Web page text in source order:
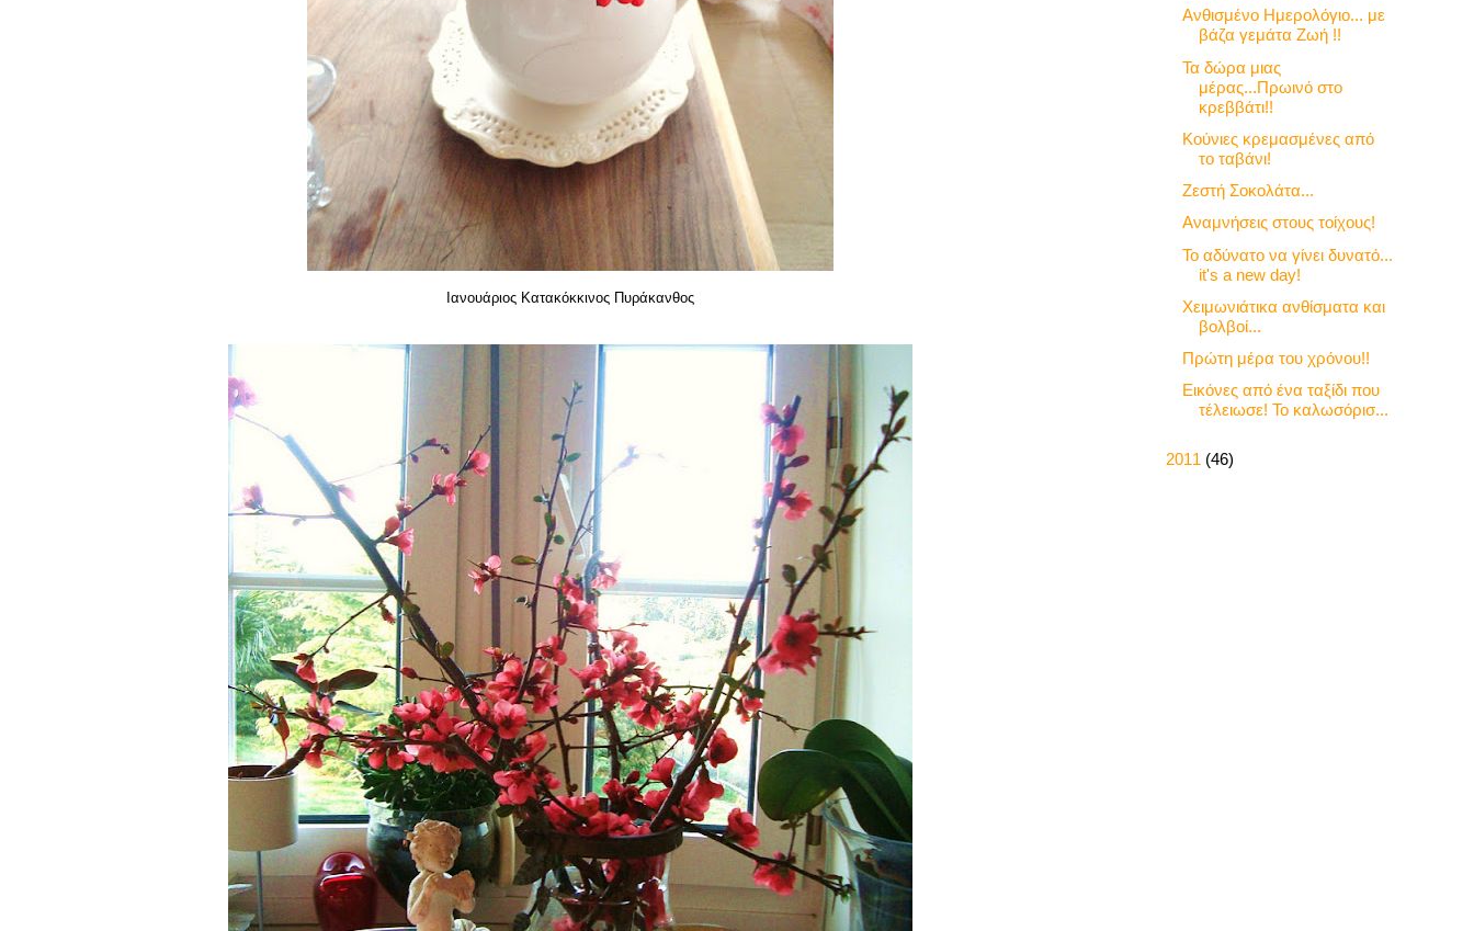
Ιανουάριος Κατακόκκινος Πυράκανθος
Ανθισμένο Ημερολόγιο... με
βάζα γεμάτα Ζωή !!
Τα δώρα μιας
μέρας...Πρωινό στο
κρεββάτι!!
Κούνιες κρεμασμένες από
το ταβάνι!
Ζεστή Σοκολάτα...
Αναμνήσεις στους τοίχους!
Το αδύνατο να γίνει δυνατό...
it's a new day!
Χειμωνιάτικα ανθίσματα και
βολβοί...
Πρώτη μέρα του χρόνου!!
Εικόνες από ένα ταξίδι που
τέλειωσε! Το καλωσόρισ...
2011 (46)